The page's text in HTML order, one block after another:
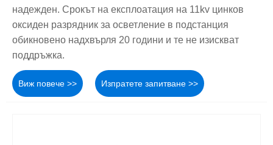
надежден. Срокът на експлоатация на 11kv цинков
оксиден разрядник за осветление в подстанция
обикновено надхвърля 20 години и те не изискват
поддръжка.
Виж повече >> Изпратете запитване >>